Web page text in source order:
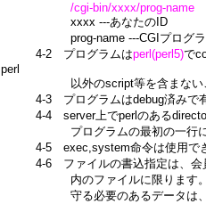
/cgi-bin/xxxx/prog-name
xxxx ---あなたのID
prog-name ---CGIプログラム
4-2 プログラムはperl(perl5)で
perl
以外のscript等を含まないこ
4-3 プログラムはdebug済みで有
4-4 server上でperlのある
プログラムの最初の一行
4-5 exec,system命令は使用でき
4-6 ファイルの書込指定は、会員
内のファイルに限ります。自
守る必要のあるデータは、た